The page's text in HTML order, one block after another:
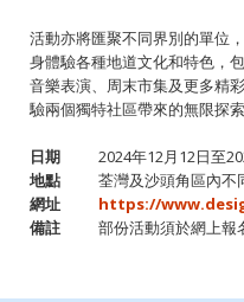
活動亦將匯聚不同界別的單位
身體驗各種地道文化和特色，
音樂表演、周末市集及更多精
驗兩個獨特社區帶來的無限探索
日期
2024年12月12日至
地點
荃灣及沙頭角區內不
網址
https://
備註
部份活動須於網上報